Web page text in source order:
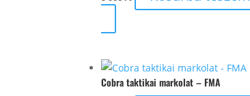
Cobra taktikai markolat – FMA